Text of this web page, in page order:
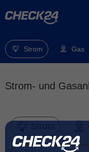
Strom Gas
Strom- und